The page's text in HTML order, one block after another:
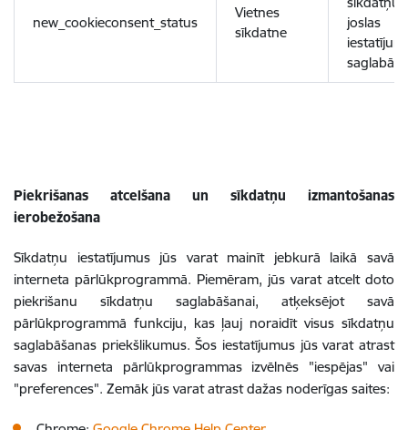
new_cookieconsent_status
Vietnes
sīkdatne
joslas
Piekrišanas atcelšana un sīkdatņu izmantošanas
ierobežošana
Sīkdatņu iestatījumus jūs varat mainīt jebkurā laikā savā
interneta pārlūkprogrammā. Piemēram, jūs varat atcelt doto
piekrišanu sīkdatņu saglabāšanai, atķeksējot savā
pārlūkprogrammā funkciju, kas ļauj noraidīt visus sīkdatņu
saglabāšanas priekšlikumus. Šos iestatījumus jūs varat atrast
savas interneta pārlūkprogrammas izvēlnēs "iespējas" vai
"preferences". Zemāk jūs varat atrast dažas noderīgas saites: